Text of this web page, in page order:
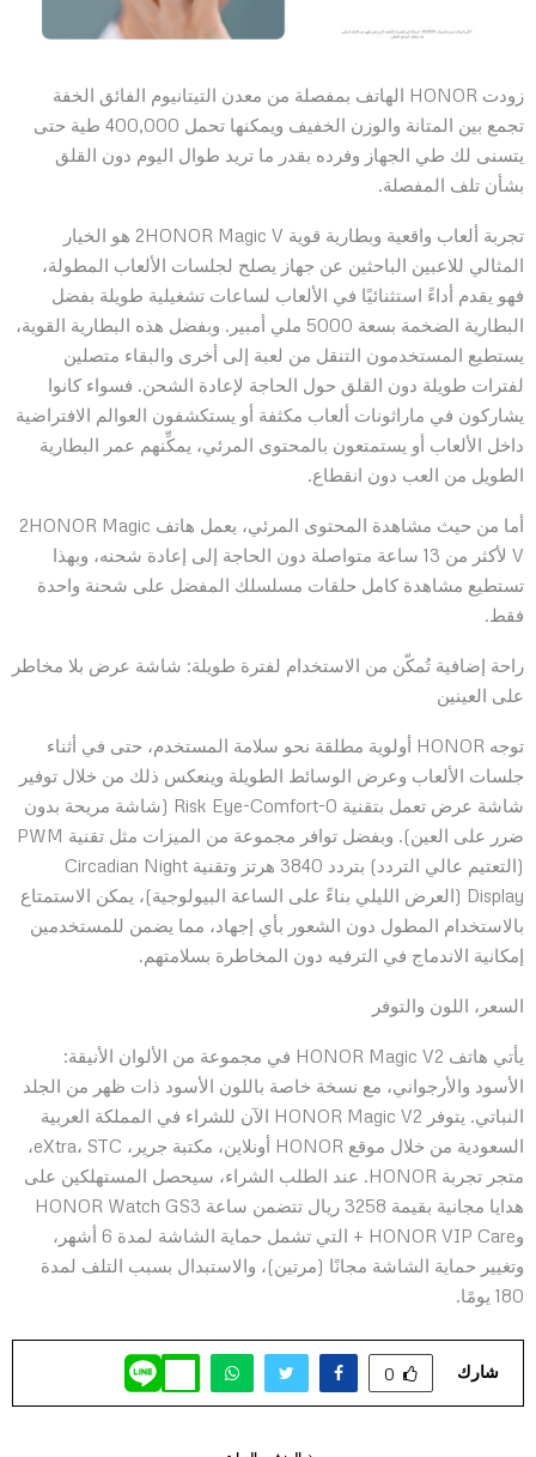
زودت HONOR الهاتف بمفصلة من معدن التيتانيوم الفائق الخفة
تجمع بين المتانة والوزن الخفيف ويمكنها تحمل 400,000 طية حتى
يتسنى لك طي الجهاز وفرده بقدر ما تريد طوال اليوم دون القلق
بشأن تلف المفصلة.
تجربة ألعاب واقعية وبطارية قوية 2HONOR Magic V هو الخيار
المثالي للاعبين الباحثين عن جهاز يصلح لجلسات الألعاب المطولة،
فهو يقدم أداءً استثنائيًا في الألعاب لساعات تشغيلية طويلة بفضل
البطارية الضخمة بسعة 5000 ملي أمبير. وبفضل هذه البطارية القوية،
يستطيع المستخدمون التنقل من لعبة إلى أخرى والبقاء متصلين
لفترات طويلة دون القلق حول الحاجة لإعادة الشحن. فسواء كانوا
يشاركون في ماراثونات ألعاب مكثفة أو يستكشفون العوالم الافتراضية
داخل الألعاب أو يستمتعون بالمحتوى المرئي، يمكِّنهم عمر البطارية
الطويل من العب دون انقطاع.
أما من حيث مشاهدة المحتوى المرئي، يعمل هاتف 2HONOR Magic
V لأكثر من 13 ساعة متواصلة دون الحاجة إلى إعادة شحنه، وبهذا
تستطيع مشاهدة كامل حلقات مسلسلك المفضل على شحنة واحدة
فقط.
راحة إضافية تُمكّن من الاستخدام لفترة طويلة: شاشة عرض بلا مخاطر
على العينين
توجه HONOR أولوية مطلقة نحو سلامة المستخدم، حتى في أثناء
جلسات الألعاب وعرض الوسائط الطويلة وينعكس ذلك من خلال توفير
شاشة عرض تعمل بتقنية 0-Risk Eye-Comfort (شاشة مريحة بدون
ضرر على العين). وبفضل توافر مجموعة من الميزات مثل تقنية PWM
(التعتيم عالي التردد) بتردد 3840 هرتز وتقنية Circadian Night
Display (العرض الليلي بناءً على الساعة البيولوجية)، يمكن الاستمتاع
بالاستخدام المطول دون الشعور بأي إجهاد، مما يضمن للمستخدمين
إمكانية الاندماج في الترفيه دون المخاطرة بسلامتهم.
السعر، اللون والتوفر
يأتي هاتف HONOR Magic V2 في مجموعة من الألوان الأنيقة:
الأسود والأرجواني، مع نسخة خاصة باللون الأسود ذات ظهر من الجلد
النباتي. يتوفر HONOR Magic V2 الآن للشراء في المملكة العربية
السعودية من خلال موقع HONOR أونلاين، مكتبة جرير، eXtra، STC،
متجر تجربة HONOR. عند الطلب الشراء، سيحصل المستهلكين على
هدايا مجانية بقيمة 3258 ريال تتضمن ساعة HONOR Watch GS3
وHONOR VIP Care + التي تشمل حماية الشاشة لمدة 6 أشهر،
وتغيير حماية الشاشة مجانًا (مرتين)، والاستبدال بسبب التلف لمدة
180 يومًا.
شارك 0